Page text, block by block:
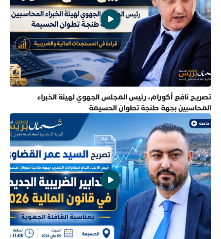
تصريح نافع أكورام، رئيس المجلس الجهوي لهيئة الخبراء
المحاسبين بجهة طنجة تطوان الحسيمة